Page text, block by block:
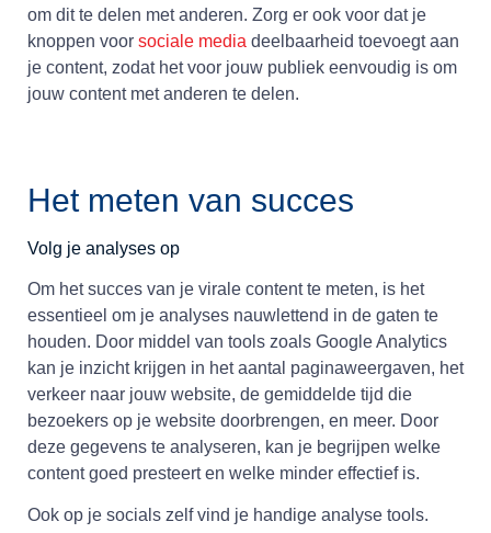
om dit te delen met anderen. Zorg er ook voor dat je
knoppen voor sociale media deelbaarheid toevoegt aan
je content, zodat het voor jouw publiek eenvoudig is om
jouw content met anderen te delen.
Het meten van succes
Volg je analyses op
Om het succes van je virale content te meten, is het
essentieel om je analyses nauwlettend in de gaten te
houden. Door middel van tools zoals Google Analytics
kan je inzicht krijgen in het aantal paginaweergaven, het
verkeer naar jouw website, de gemiddelde tijd die
bezoekers op je website doorbrengen, en meer. Door
deze gegevens te analyseren, kan je begrijpen welke
content goed presteert en welke minder effectief is.
Ook op je socials zelf vind je handige analyse tools.